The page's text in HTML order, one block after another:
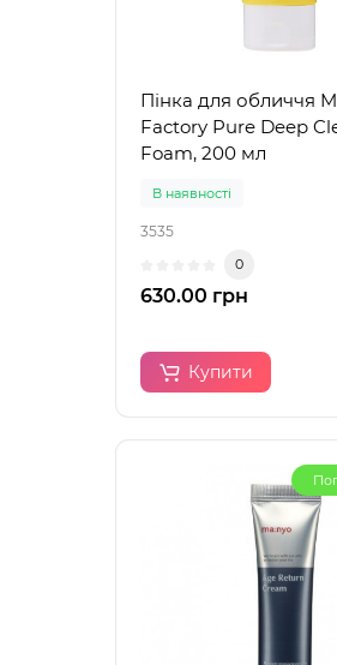
Пінка для обличчя
Factory Pure Deep
Foam, 200 мл
В наявності
3535
0
630.00 грн
Купити